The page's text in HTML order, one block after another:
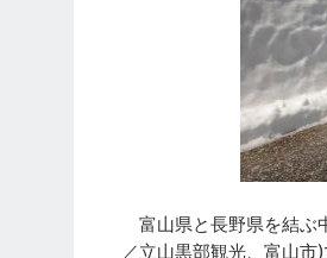
富山県と長野県を結ぶ
／立山黒部観光、富山